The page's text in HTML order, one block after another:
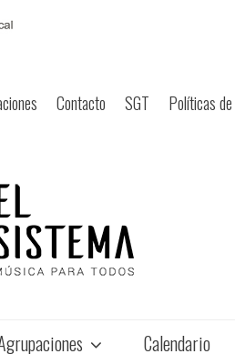
Contacto SGT Políticas
Calendario